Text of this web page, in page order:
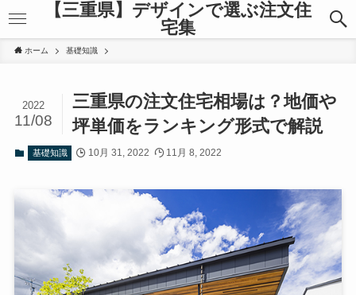
【三重県】デザインで選ぶ注文住
宅集
ホーム 基礎知識
三重県の注文住宅相場は？地価や
坪単価をランキング形式で解説
2022
11/08
基礎知識 10月 31, 2022 11月 8, 2022